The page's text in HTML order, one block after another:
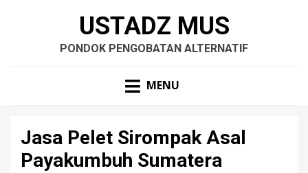
USTADZ MUS
PONDOK PENGOBATAN ALTERNATIF
MENU
Jasa Pelet Sirompak Asal
Payakumbuh Sumatera